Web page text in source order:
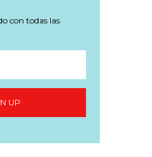
con todas las
UP